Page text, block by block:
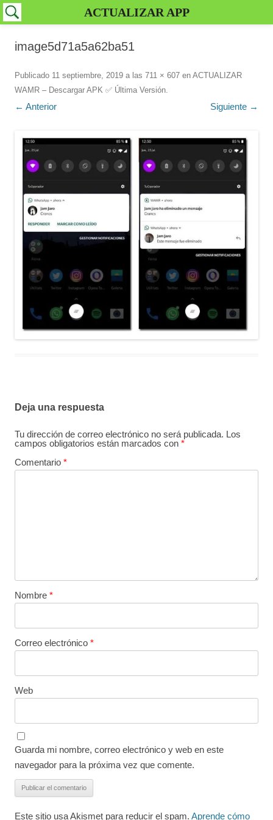
image5d71a5a62ba51
Publicado 11 septiembre, 2019 a las 711 × 607 en ACTUALIZAR
WAMR – Descargar APK ✅️ Última Versión.
← Anterior Siguiente →
Deja una respuesta
Tu dirección de correo electrónico no será publicada. Los
campos obligatorios están marcados con *
Comentario *
Nombre *
Correo electrónico *
Web
Guarda mi nombre, correo electrónico y web en este
navegador para la próxima vez que comente.
Este sitio usa Akismet para reducir el spam. Aprende cómo
ACTUALIZAR APP